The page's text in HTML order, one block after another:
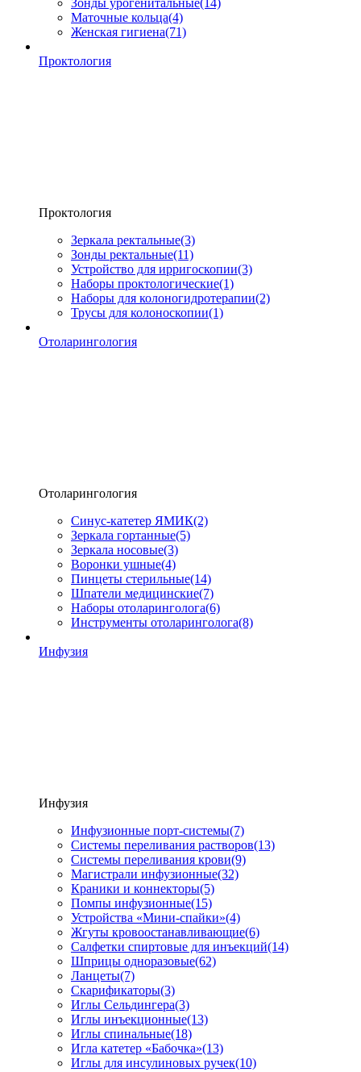
Зонды урогенитальные(14)
Маточные кольца(4)
Женская гигиена(71)
Проктология
Проктология
Зеркала ректальные(3)
Зонды ректальные(11)
Устройство для ирригоскопии(3)
Наборы проктологические(1)
Наборы для колоногидротерапии(2)
Трусы для колоноскопии(1)
Отоларингология
Отоларингология
Синус-катетер ЯМИК(2)
Зеркала гортанные(5)
Зеркала носовые(3)
Воронки ушные(4)
Пинцеты стерильные(14)
Шпатели медицинские(7)
Наборы отоларинголога(6)
Инструменты отоларинголога(8)
Инфузия
Инфузия
Инфузионные порт-системы(7)
Системы переливания растворов(13)
Системы переливания крови(9)
Магистрали инфузионные(32)
Краники и коннекторы(5)
Помпы инфузионные(15)
Устройства «Мини-спайки»(4)
Жгуты кровоостанавливающие(6)
Салфетки спиртовые для инъекций(14)
Шприцы одноразовые(62)
Ланцеты(7)
Скарификаторы(3)
Иглы Сельдингера(3)
Иглы инъекционные(13)
Иглы спинальные(18)
Игла катетер «Бабочка»(13)
Иглы для инсулиновых ручек(10)